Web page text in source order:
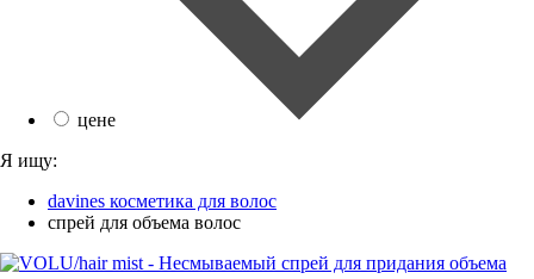
цене
Я ищу:
davines косметика для волос
спрей для объема волос